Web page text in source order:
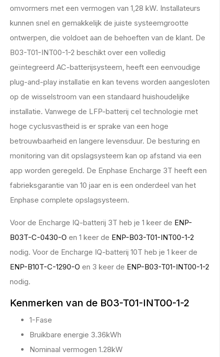
omvormers met een vermogen van 1,28 kW. Installateurs
kunnen snel en gemakkelijk de juiste systeemgrootte
ontwerpen, die voldoet aan de behoeften van de klant. De
B03-T01-INT00-1-2 beschikt over een volledig
geïntegreerd AC-batterijsysteem, heeft een eenvoudige
plug-and-play installatie en kan tevens worden aangesloten
op de wisselstroom van een standaard huishoudelijke
installatie. Vanwege de LFP-batterij cel technologie met
hoge cyclusvastheid is er sprake van een hoge
betrouwbaarheid en langere levensduur. De besturing en
monitoring van dit opslagsysteem kan op afstand via een
app worden geregeld. De Enphase Encharge 3T heeft een
fabrieksgarantie van 10 jaar en is een onderdeel van het
Enphase complete opslagsysteem.
Voor de Encharge IQ-batterij 3T heb je 1 keer de ENP-
B03T-C-0430-O en 1 keer de ENP-B03-T01-INT00-1-2
nodig. Voor de Encharge IQ-batterij 10T heb je 1 keer de
ENP-B10T-C-1290-O en 3 keer de ENP-B03-T01-INT00-1-2
nodig.
Kenmerken van de B03-T01-INT00-1-2
1-Fase
Bruikbare energie 3.36kWh
Nominaal vermogen 1.28kW